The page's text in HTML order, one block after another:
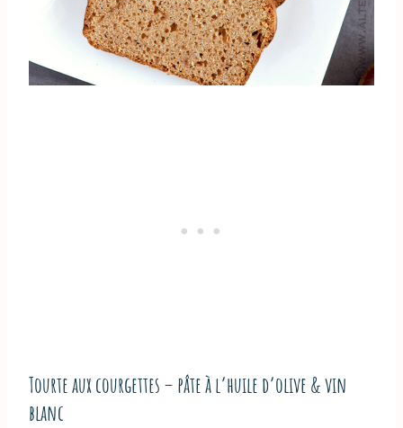
Tourte aux courgettes – pâte à l’huile d’olive & vin
blanc